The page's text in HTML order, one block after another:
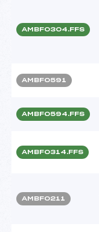
AMBF0304.FFS
AMBF0591
AMBF0594.FFS
AMBF0314.FFS
AMBF0211